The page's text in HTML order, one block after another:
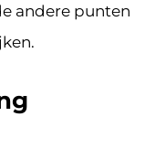
andere punten